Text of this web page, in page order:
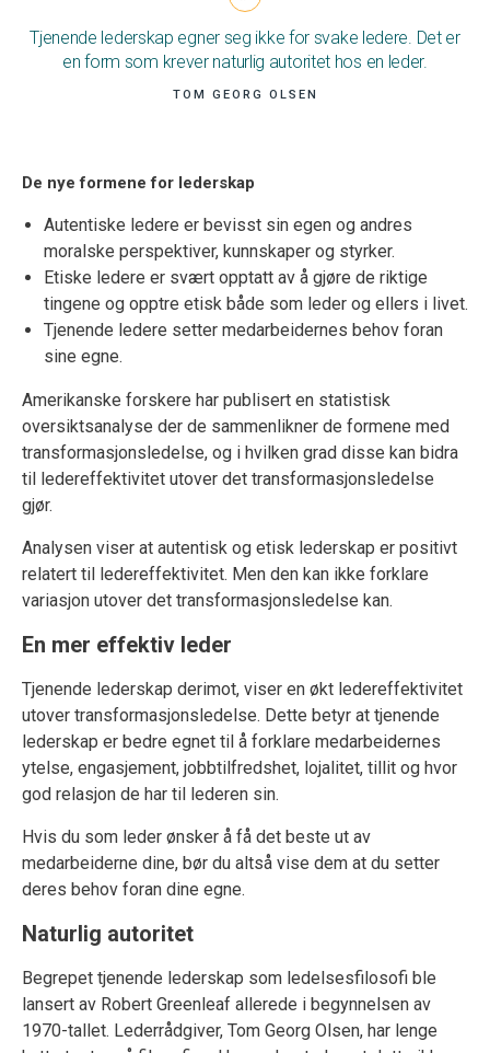
Tjenende lederskap egner seg ikke for svake ledere. Det er
en form som krever naturlig autoritet hos en leder.
TOM GEORG OLSEN
De nye formene for lederskap
Autentiske ledere er bevisst sin egen og andres
moralske perspektiver, kunnskaper og styrker.
Etiske ledere er svært opptatt av å gjøre de riktige
tingene og opptre etisk både som leder og ellers i livet.
Tjenende ledere setter medarbeidernes behov foran
sine egne.
Amerikanske forskere har publisert en statistisk
oversiktsanalyse der de sammenlikner de formene med
transformasjonsledelse, og i hvilken grad disse kan bidra
til ledereffektivitet utover det transformasjonsledelse
gjør.
Analysen viser at autentisk og etisk lederskap er positivt
relatert til ledereffektivitet. Men den kan ikke forklare
variasjon utover det transformasjonsledelse kan.
En mer effektiv leder
Tjenende lederskap derimot, viser en økt ledereffektivitet
utover transformasjonsledelse. Dette betyr at tjenende
lederskap er bedre egnet til å forklare medarbeidernes
ytelse, engasjement, jobbtilfredshet, lojalitet, tillit og hvor
god relasjon de har til lederen sin.
Hvis du som leder ønsker å få det beste ut av
medarbeiderne dine, bør du altså vise dem at du setter
deres behov foran dine egne.
Naturlig autoritet
Begrepet tjenende lederskap som ledelsesfilosofi ble
lansert av Robert Greenleaf allerede i begynnelsen av
1970-tallet. Lederrådgiver, Tom Georg Olsen, har lenge